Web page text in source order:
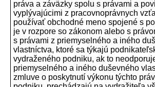
práva a záväzky spolu s právami a
vyplývajúcimi z pracovnoprávnych
používať obchodné meno spojené s
je v rozpore so zákonom alebo s
s právami z priemyselného a iného
vlastníctva, ktoré sa týkajú
vydraženého podniku, ak to
priemyselného a iného duševného
zmluve o poskytnutí výkonu týchto